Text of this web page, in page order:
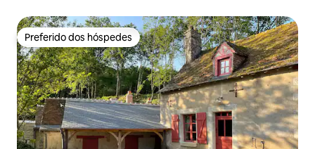
Preferido dos hóspedes
Preferido dos hóspedes